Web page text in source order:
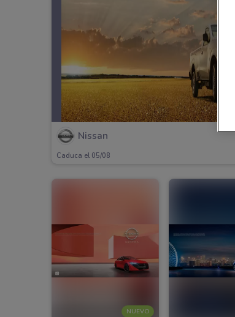
Nissan
Caduca el 05/08
NUEVO